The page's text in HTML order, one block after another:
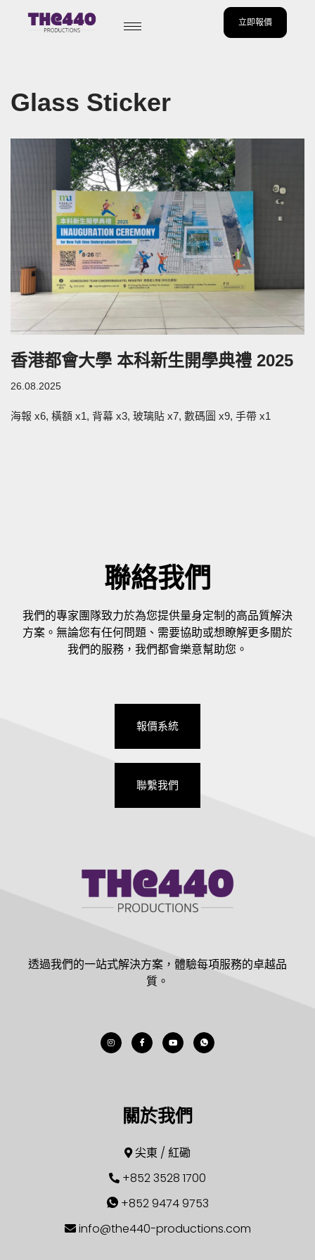
立即報價
Glass Sticker
香港都會大學 本科新生開學典禮 2025
26.08.2025
海報 x6, 橫額 x1, 背幕 x3, 玻璃貼 x7, 數碼圖 x9, 手帶 x1
聯絡我們
我們的專家團隊致力於為您提供量身定制的高品質解決
方案。無論您有任何問題、需要協助或想瞭解更多關於
我們的服務，我們都會樂意幫助您。
報價系統
聯繫我們
透過我們的一站式解決方案，體驗每項服務的卓越品
質。
關於我們
尖東 / 紅磡
+852 3528 1700
+852 9474 9753
info@the440-productions.com